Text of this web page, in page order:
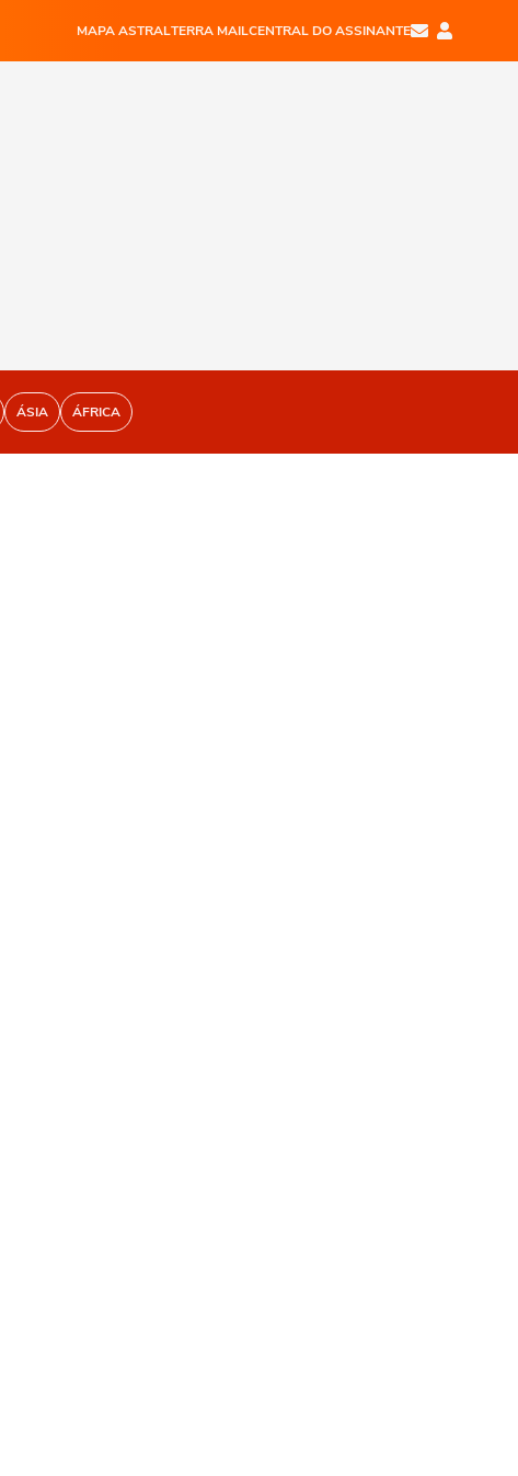
MAPA ASTRALTERRA MAILCENTRAL DO ASSINANTE
ÁSIA ÁFRICA